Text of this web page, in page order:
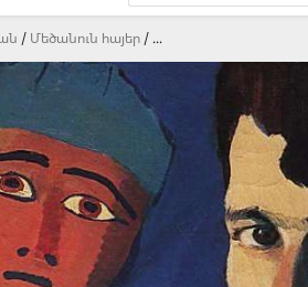
Մեծանուն հայեր ...